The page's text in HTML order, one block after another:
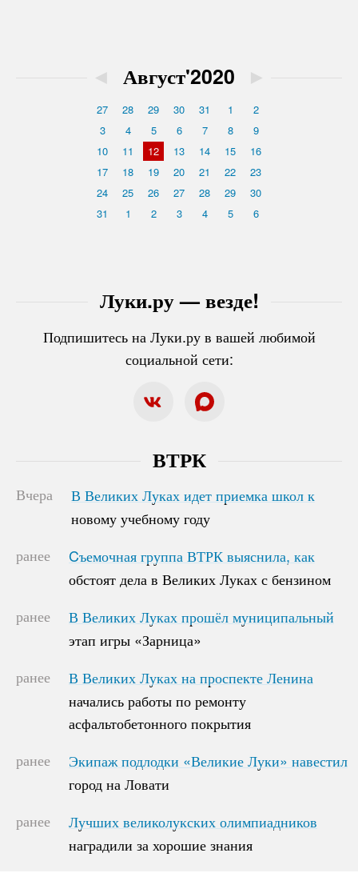
Луки.ру — везде!
Подпишитесь на Луки.ру в вашей любимой
социальной сети:
◄ Август'2020 ►
27 28 29 30 31 1
2
3
4 5 6 7 8
9
10
11 12 13 14 15
16
17
18 19 20 21 22
23
24
25 26 27 28 29
30
31
1 2 3 4 5 6
ВТРК
Вчера
В Великих Луках идет приемка школ к
новому учебному году
В Великих Луках идет приемка школ к
новому учебному году
ранее
Cъемочная группа ВТРК выяснила, как
обстоят дела в Великих Луках с бензином
Cъемочная группа ВТРК выяснила, как
обстоят дела в Великих Луках с бензином
ранее
В Великих Луках прошёл муниципальный
этап игры «Зарница»
В Великих Луках прошёл муниципальный
этап игры «Зарница»
ранее
В Великих Луках на проспекте Ленина
начались работы по ремонту
асфальтобетонного покрытия
В Великих Луках на проспекте Ленина
начались работы по ремонту
асфальтобетонного покрытия
ранее
Экипаж подлодки «Великие Луки» навестил
город на Ловати
Экипаж подлодки «Великие Луки» навестил
город на Ловати
ранее
Лучших великолукских олимпиадников
наградили за хорошие знания
Лучших великолукских олимпиадников
наградили за хорошие знания